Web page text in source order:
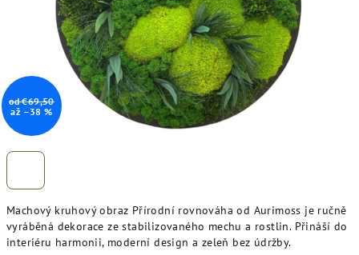
Machový kruhový obraz Přírodní rovnováha od Aurimoss je ručně
vyráběná dekorace ze stabilizovaného mechu a rostlin. Přináší do
interiéru harmonii, moderní design a zeleň bez údržby.
od €69,50
až –38 %